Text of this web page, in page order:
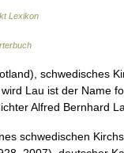
Lexikon
schwedisches
Lau ist der Name
Alfred Bernhard
schwedischen